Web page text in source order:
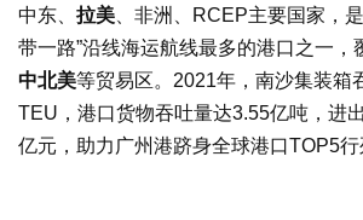
中东、 拉美 、非洲、RCEP主要国家，
带一路”沿线海运航线最多的港口之一，
中北美等贸易区。2021年，南沙集装箱
TEU，港口货物吞吐量达3.55亿吨，进
亿元，助力广州港跻身全球港口TOP5行